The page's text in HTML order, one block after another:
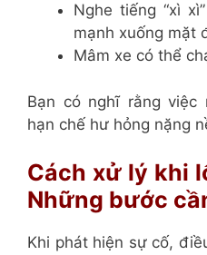
Nghe tiếng “xì
mạnh xuống mặt
Mâm xe có thể
Bạn có nghĩ rằng việc
hạn chế hư hỏng nặng
Cách xử lý khi
Những bước
Khi phát hiện sự cố,